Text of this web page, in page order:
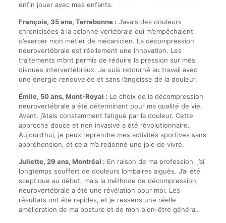
enfin jouer avec mes enfants.
François, 35 ans, Terrebonne : J’avais des douleurs
chronicisées à la colonne vertébrale qui m’empêchaient
d’exercer mon métier de mécanicien. La décompression
neurovertébrale est réellement une innovation. Les
traitements m’ont permis de réduire la pression sur mes
disques intervertébraux. Je suis retourné au travail avec
une énergie renouvelée et sans l’angoisse de la douleur.
Émile, 50 ans, Mont-Royal : Le choix de la décompression
neurovertébrale a été déterminant pour ma qualité de vie.
Avant, j’étais constamment fatigué par la douleur. Cette
approche douce et non invasive a été révolutionnaire.
Aujourd’hui, je peux reprendre mes activités sportives sans
appréhension, et cela m’a redonné une joie de vivre.
Juliette, 29 ans, Montréal : En raison de ma profession, j’ai
longtemps souffert de douleurs lombaires aiguës. J’ai été
sceptique au début, mais la méthode de décompression
neurovertébrale a été une révélation pour moi. Les
résultats ont été rapides, et je ressens une réelle
amélioration de ma posture et de mon bien-être général.